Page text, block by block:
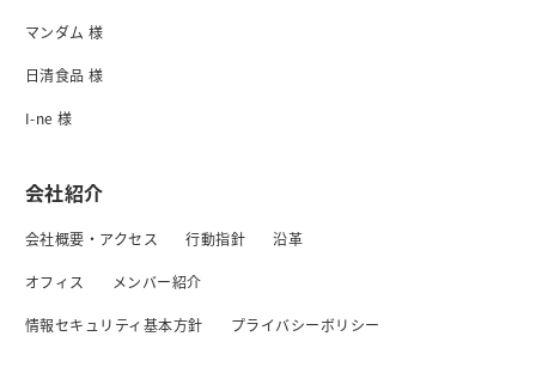
マンダム 様
日清食品 様
I-ne 様
会社紹介
会社概要・アクセス 行動指針 沿革
オフィス メンバー紹介
情報セキュリティ基本方針 プライバシーボリシー